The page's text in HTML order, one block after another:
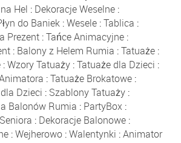
Hel : Dekoracje Weselne :
do Baniek:Wesele:Tablica :
Prezent :Tańce Animacyjne :
: Balony z Helem Rumia :Tatuaże:
:Wzory Tatuaży:Tatuaże dla Dzieci :
:Tatuaże Brokatowe:
Dzieci : Szablony Tatuaży :
Balonów Rumia : PartyBox:
: Dekoracje Balonowe :
:Wejherowo :Walentynki :Animator